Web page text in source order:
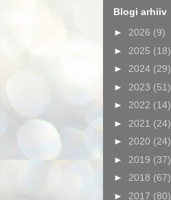
Blogi arhiiv
► 2026 (9)
► 2025 (18)
► 2024 (29)
► 2023 (51)
► 2022 (14)
► 2021 (24)
► 2020 (24)
► 2019 (37)
► 2018 (67)
► 2017 (80)